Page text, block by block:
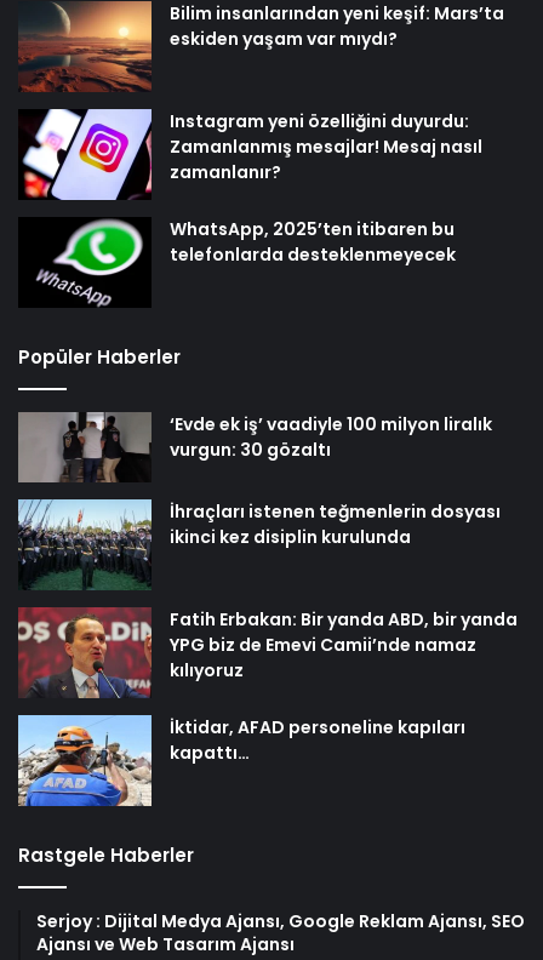
Bilim insanlarından yeni keşif: Mars’ta
eskiden yaşam var mıydı?
Instagram yeni özelliğini duyurdu:
Zamanlanmış mesajlar! Mesaj nasıl
zamanlanır?
WhatsApp, 2025’ten itibaren bu
telefonlarda desteklenmeyecek
Popüler Haberler
‘Evde ek iş’ vaadiyle 100 milyon liralık
vurgun: 30 gözaltı
İhraçları istenen teğmenlerin dosyası
ikinci kez disiplin kurulunda
Fatih Erbakan: Bir yanda ABD, bir yanda
YPG biz de Emevi Camii’nde namaz
kılıyoruz
İktidar, AFAD personeline kapıları
kapattı…
Rastgele Haberler
Serjoy : Dijital Medya Ajansı, Google Reklam Ajansı, SEO
Ajansı ve Web Tasarım Ajansı